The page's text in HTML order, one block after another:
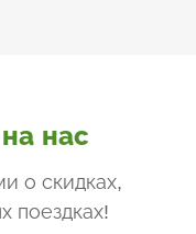
нас
о скидках,
поездках!